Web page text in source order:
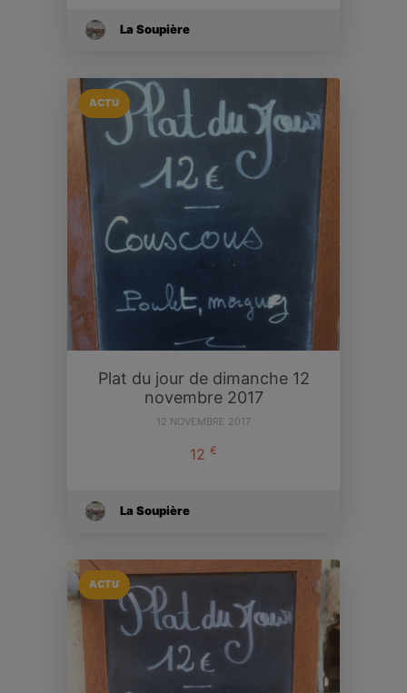
La Soupière
ACTU
Plat du jour de dimanche 12
novembre 2017
12 NOVEMBRE 2017
12 €
La Soupière
ACTU